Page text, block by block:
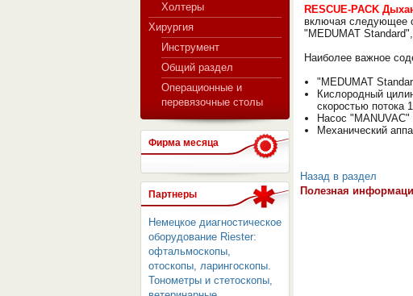
Холтеры
Хирургия
Инструмент
Общий раздел
Операционные и
перевязочные столы
Фирма месяца
Партнеры
Немецкое диагностическое
оборудование Riester:
офтальмоскопы,
отоскопы, ларингоскопы.
Тонометры и стетоскопы,
RESCUE-PACK
включая следующее
"MEDUMAT
Наиболее важное
"MEDUMAT
Кислородный
скоростью потока
Насос "MANUVAC"
Механический
Назад в раздел
Полезная